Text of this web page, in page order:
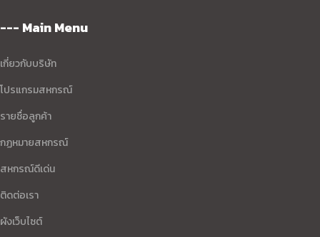
--- Main Menu
เกี่ยวกับบริษัท
โปรแกรมสหกรณ์
รายชื่อลูกค้า
กฏหมายสหกรณ์
สหกรณ์ดีเด่น
ติดต่อเรา
ผังเว็บไซต์